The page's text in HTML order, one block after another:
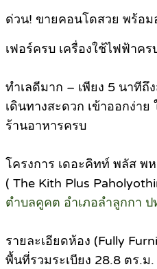
ด่วน! ขายคอนโดสวย พร้อม
เฟอร์ครบ เครื่องใช้ไฟฟ้าคร
ทำเลดีมาก – เพียง 5 นาทีถึ
เดินทางสะดวก เข้าออกง่า
ร้านอาหารครบ
โครงการ เดอะคิทท์ พลัส พ
( The Kith Plus
ตำบลคูคต อำเภอลำลูกกา
รายละเอียดห้อง (Fully
พื้นที่รวมระเบียง 28.8 ตร.ม.